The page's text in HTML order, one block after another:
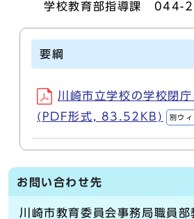
学校教育部指導課 044-
要綱
川崎市立学校の学校閉
(PDF形式, 83.52KB)
別ウ
お問い合わせ先
川崎市教育委員会事務局職員部